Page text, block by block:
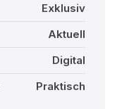
Exklusiv
Aktuell
Digital
Praktisch